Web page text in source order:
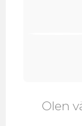
Olen